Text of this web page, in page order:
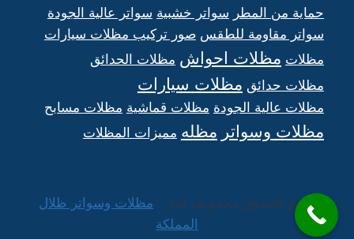
حماية من المطر سواتر خشبية سواتر عالية الجودة
سواتر مقاومة للطقس صور تركيب مظلات سيارات
مظلات مظلات احواش مظلات الحدائق
مظلات حدائق مظلات سيارات
مظلات عالية الجودة مظلات قماشية مظلات مسابح
مظلات وسواتر مظله مميزات المظلات
جميع الحقوق محفوظه لدى : مظلات وسواتر ظلال
المملكة